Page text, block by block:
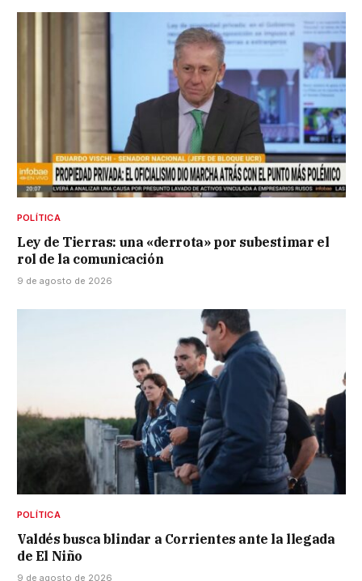
POLÍTICA
Ley de Tierras: una «derrota» por subestimar el
rol de la comunicación
9 de agosto de 2026
POLÍTICA
Valdés busca blindar a Corrientes ante la llegada
de El Niño
9 de agosto de 2026